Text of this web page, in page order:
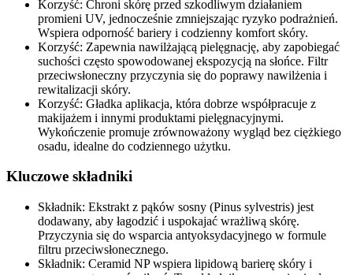
Korzyść: Chroni skórę przed szkodliwym działaniem
promieni UV, jednocześnie zmniejszając ryzyko podrażnień.
Wspiera odporność bariery i codzienny komfort skóry.
Korzyść: Zapewnia nawilżającą pielęgnację, aby zapobiegać
suchości często spowodowanej ekspozycją na słońce. Filtr
przeciwsłoneczny przyczynia się do poprawy nawilżenia i
rewitalizacji skóry.
Korzyść: Gładka aplikacja, która dobrze współpracuje z
makijażem i innymi produktami pielęgnacyjnymi.
Wykończenie promuje zrównoważony wygląd bez ciężkiego
osadu, idealne do codziennego użytku.
Kluczowe składniki
Składnik: Ekstrakt z pąków sosny (Pinus sylvestris) jest
dodawany, aby łagodzić i uspokajać wrażliwą skórę.
Przyczynia się do wsparcia antyoksydacyjnego w formule
filtru przeciwsłonecznego.
Składnik: Ceramid NP wspiera lipidową barierę skóry i